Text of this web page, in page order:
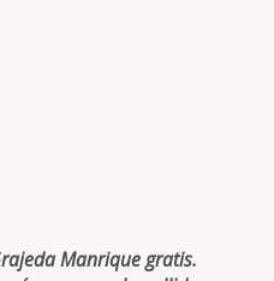
Manrique gratis.